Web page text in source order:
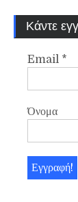
Κάντε
Email *
Όνομα